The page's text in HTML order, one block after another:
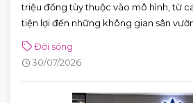
triệu đồng tùy thuộc vào mô hình, từ
tiện lợi đến những không gian sân
Đời sống
30/07/2026